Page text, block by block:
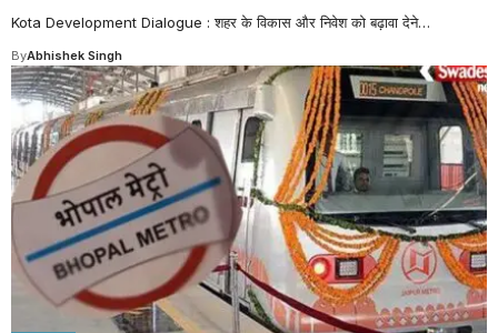
Kota Development Dialogue : शहर के विकास और निवेश को बढ़ावा देने…
ByAbhishek Singh